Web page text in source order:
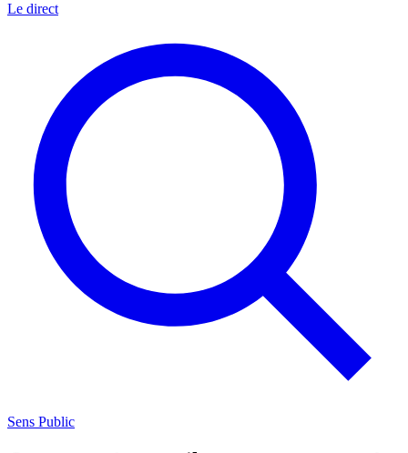
Le direct
Sens Public